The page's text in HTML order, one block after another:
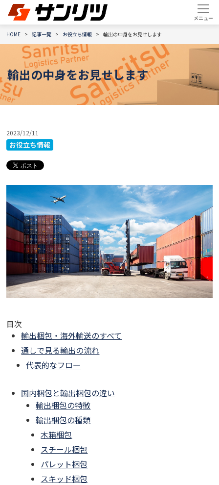
HOME 記事一覧 お役立ち情報 輸出の中身をお見せします
輸出の中身をお見せします
2023/12/11
お役立ち情報
目次
輸出梱包・海外輸送のすべて
通しで見る輸出の流れ
代表的なフロー
国内梱包と輸出梱包の違い
輸出梱包の特徴
輸出梱包の種類
木箱梱包
スチール梱包
パレット梱包
スキッド梱包